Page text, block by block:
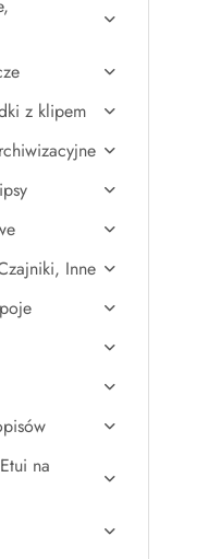
z klipem
Inne
na